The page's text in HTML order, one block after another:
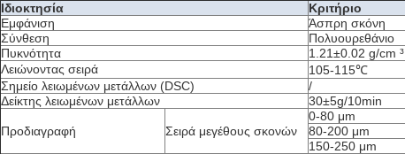
Ιδιοκτησία
Κριτήριο
Εμφάνιση
Άσπρη σκόνη
Σύνθεση
Πολυουρεθάνιο
Πυκνότητα
1.21±0.02 g/cm ³
Λειώνοντας σειρά
105-115℃
Σημείο λειωμένων μετάλλων (DSC)
/
Δείκτης λειωμένων μετάλλων
30±5g/10min
Προδιαγραφή Σειρά μεγέθους σκονών
0-80 μm
80-200 μm
150-250 μm